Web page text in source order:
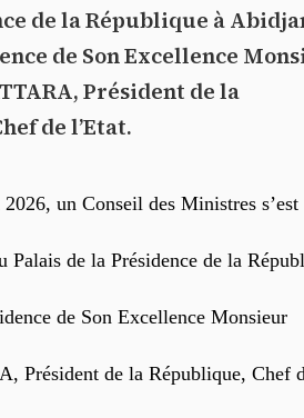
de la République à
de Son Excellence
Président de la
de l’Etat.
un Conseil des Ministres s’est
Palais de la Présidence de la
de Son Excellence Monsieur
Président de la République, Chef